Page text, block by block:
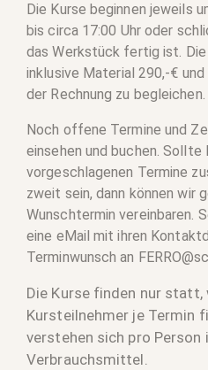
Die Kurse beginnen jeweils
bis circa 17:00 Uhr oder
das Werkstück fertig ist.
inklusive Material 290,-€
der Rechnung zu begleichen.
Noch offene Termine und
einsehen und buchen. Sollte
vorgeschlagenen Termine
zweit sein, dann können wir
Wunschtermin vereinbaren.
eine eMail mit ihren
Terminwunsch an
Die Kurse finden nur statt,
Kursteilnehmer je Termin
verstehen sich pro
Verbrauchsmittel.